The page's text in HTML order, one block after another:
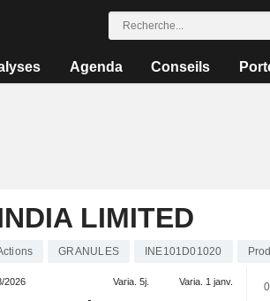
Agenda Conseils
LIMITED
GRANULES INE101D01020
2026 Varia. 5j. Varia. 1 janv.